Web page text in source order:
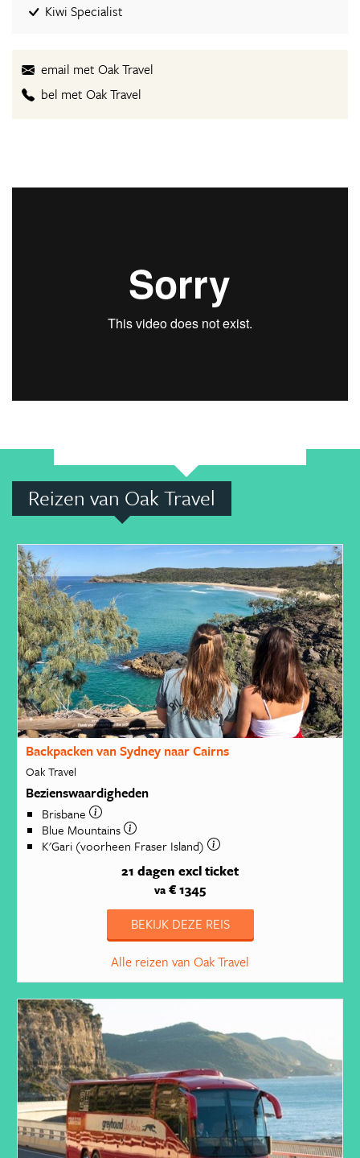
Kiwi Specialist
email met Oak Travel
bel met Oak Travel
Reizen van Oak Travel
Backpacken van Sydney naar Cairns
Oak Travel
Bezienswaardigheden
Brisbane
Blue Mountains
K'Gari (voorheen Fraser Island)
21 dagen excl ticket
va € 1345
BEKIJK DEZE REIS
Alle reizen van Oak Travel